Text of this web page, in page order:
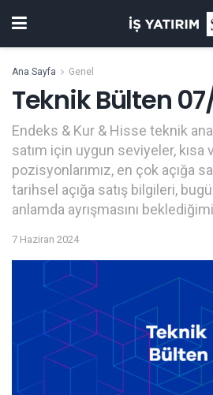
Ana Sayfa Genel
Teknik Bülten
Endeks & Kur & Hisse teknik
satım için uygun seviyeler, kısa
pozisyonlarımız, en çok açığa
tarihsel açığa satış bilgileri,
anlamda ayrışmasını
7 Haziran 2024